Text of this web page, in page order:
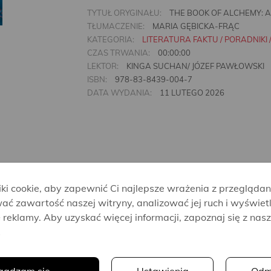
TYTUŁ ORYGINAŁU:
THE BOOK OF ALCHEMY:
TŁUMACZENIE:
MARIA GĘBICKA-FRĄC
KATEGORIA:
LITERATURA FAKTU / PORADNIKI
CZAS TRWANIA:
00:00:00
LEKTOR:
KINGA SUCHAN/ JÓZEF PAWŁOWSKI
ISBN:
978-83-8439-004-7
DATA WYDANIA:
11 LUTEGO 2026
Suleika
cookie, aby zapewnić Ci najlepsze wrażenia z
zawartość naszej witryny, analizować jej ruch i
Aby uzyskać więcej informacji, zapoznaj się z